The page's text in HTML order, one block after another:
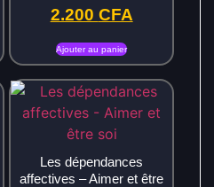
2.200 CFA
Ajouter au panier
Les dépendances
affectives – Aimer et être